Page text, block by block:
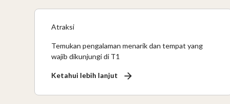
Atraksi
Temukan pengalaman menarik dan tempat yang
wajib dikunjungi di T1
Ketahui lebih lanjut